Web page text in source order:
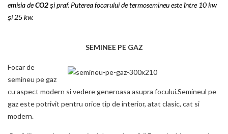
emisia deCO2și praf. Puterea focarului de termosemineu este între 10 kw
și 25 kw.
SEMINEE PE GAZ
Focar de
semineu pe gaz
cu aspect modern si vedere generoasa asupra focului.Semineul pe
gaz este potrivit pentru orice tip de interior, atat clasic, cat si
modern.